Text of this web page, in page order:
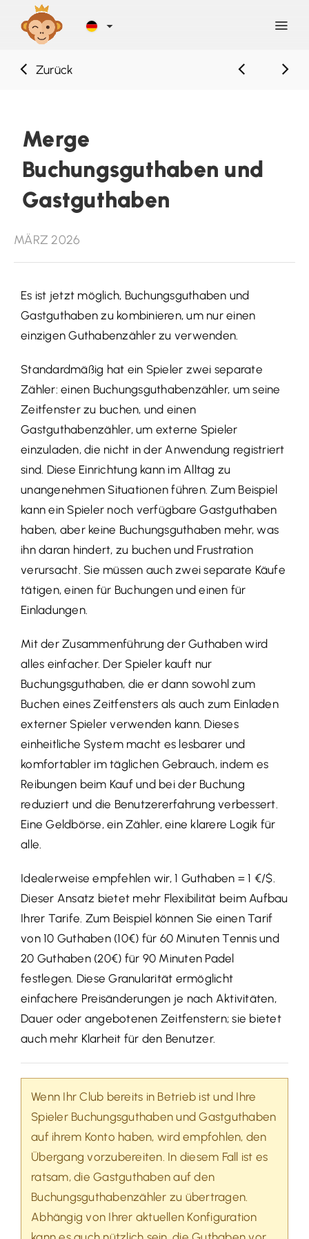
Blog
Hilfe
Kontakt
Registrierung
ANMELDEN
Zurück
Merge
Buchungsguthaben und
Gastguthaben
MÄRZ 2026
Es ist jetzt möglich, Buchungsguthaben und
Gastguthaben zu kombinieren, um nur einen
einzigen Guthabenzähler zu verwenden.
Standardmäßig hat ein Spieler zwei separate
Zähler: einen Buchungsguthabenzähler, um seine
Zeitfenster zu buchen, und einen
Gastguthabenzähler, um externe Spieler
einzuladen, die nicht in der Anwendung registriert
sind. Diese Einrichtung kann im Alltag zu
unangenehmen Situationen führen. Zum Beispiel
kann ein Spieler noch verfügbare Gastguthaben
haben, aber keine Buchungsguthaben mehr, was
ihn daran hindert, zu buchen und Frustration
verursacht. Sie müssen auch zwei separate Käufe
tätigen, einen für Buchungen und einen für
Einladungen.
Mit der Zusammenführung der Guthaben wird
alles einfacher. Der Spieler kauft nur
Buchungsguthaben, die er dann sowohl zum
Buchen eines Zeitfensters als auch zum Einladen
externer Spieler verwenden kann. Dieses
einheitliche System macht es lesbarer und
komfortabler im täglichen Gebrauch, indem es
Reibungen beim Kauf und bei der Buchung
reduziert und die Benutzererfahrung verbessert.
Eine Geldbörse, ein Zähler, eine klarere Logik für
alle.
Idealerweise empfehlen wir, 1 Guthaben = 1 €/$.
Dieser Ansatz bietet mehr Flexibilität beim Aufbau
Ihrer Tarife. Zum Beispiel können Sie einen Tarif
von 10 Guthaben (10€) für 60 Minuten Tennis und
20 Guthaben (20€) für 90 Minuten Padel
festlegen. Diese Granularität ermöglicht
einfachere Preisänderungen je nach Aktivitäten,
Dauer oder angebotenen Zeitfenstern; sie bietet
auch mehr Klarheit für den Benutzer.
Wenn Ihr Club bereits in Betrieb ist und Ihre
Spieler Buchungsguthaben und Gastguthaben
auf ihrem Konto haben, wird empfohlen, den
Übergang vorzubereiten. In diesem Fall ist es
ratsam, die Gastguthaben auf den
Buchungsguthabenzähler zu übertragen.
Abhängig von Ihrer aktuellen Konfiguration